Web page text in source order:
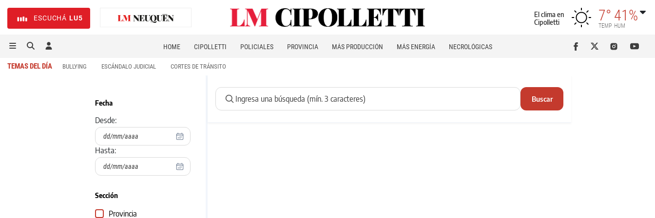
ESCUCHÁ LU5
El clima en
Cipolletti
7°
TEMP
41%
HUM
HOME CIPOLLETTI POLICIALES PROVINCIA MÁS PRODUCCIÓN MÁS ENERGÍA NECROLÓGICAS
TEMAS DEL DÍA BULLYING ESCÁNDALO JUDICIAL CORTES DE TRÁNSITO
Fecha
Desde:
Hasta:
Sección
Provincia
Buscar